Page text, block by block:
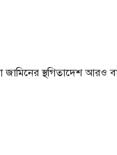
স্থগিতাদেশ আরও